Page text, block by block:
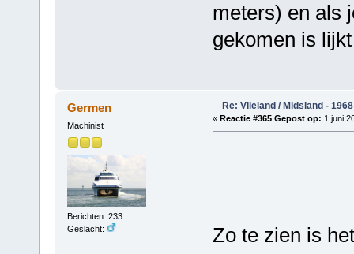
meters) en als
gekomen is
Germen
Machinist
Berichten: 233
Geslacht:
Re: Vlieland / Midsland - 1968
« Reactie #365 Gepost op: 1 juni
Zo te zien is